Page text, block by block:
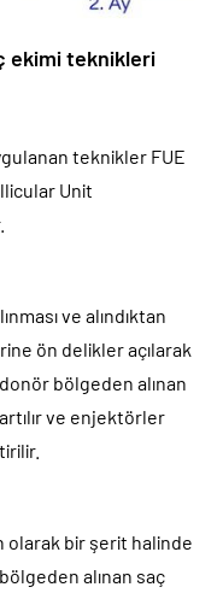
ekimi teknikleri
teknikler FUE
Unit
ve alındıktan
ön delikler açılarak
bölgeden alınan
ve enjektörler
olarak bir şerit halinde
alınan saç